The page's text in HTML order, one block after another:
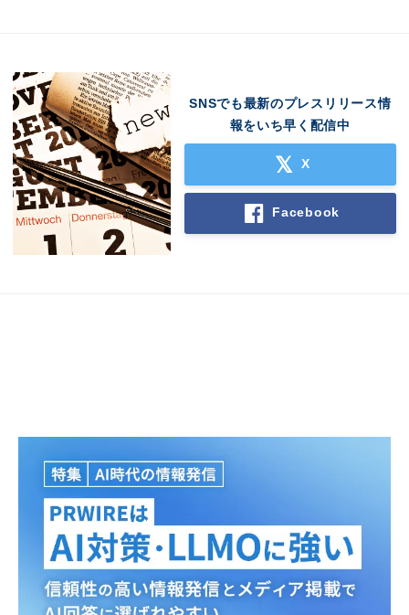
SNSでも最新のプレスリリース情
報をいち早く配信中
X
Facebook